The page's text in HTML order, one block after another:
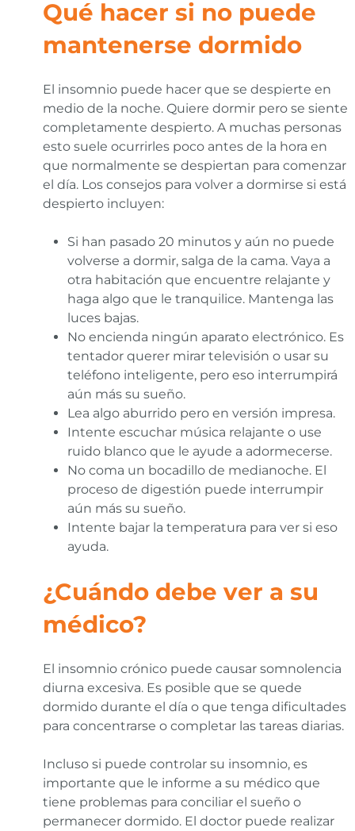
Qué hacer si no puede
mantenerse dormido
El insomnio puede hacer que se despierte en
medio de la noche. Quiere dormir pero se siente
completamente despierto. A muchas personas
esto suele ocurrirles poco antes de la hora en
que normalmente se despiertan para comenzar
el día. Los consejos para volver a dormirse si está
despierto incluyen:
Si han pasado 20 minutos y aún no puede
volverse a dormir, salga de la cama. Vaya a
otra habitación que encuentre relajante y
haga algo que le tranquilice. Mantenga las
luces bajas.
No encienda ningún aparato electrónico. Es
tentador querer mirar televisión o usar su
teléfono inteligente, pero eso interrumpirá
aún más su sueño.
Lea algo aburrido pero en versión impresa.
Intente escuchar música relajante o use
ruido blanco que le ayude a adormecerse.
No coma un bocadillo de medianoche. El
proceso de digestión puede interrumpir
aún más su sueño.
Intente bajar la temperatura para ver si eso
ayuda.
¿Cuándo debe ver a su
médico?
El insomnio crónico puede causar somnolencia
diurna excesiva. Es posible que se quede
dormido durante el día o que tenga dificultades
para concentrarse o completar las tareas diarias.
Incluso si puede controlar su insomnio, es
importante que le informe a su médico que
tiene problemas para conciliar el sueño o
permanecer dormido. El doctor puede realizar